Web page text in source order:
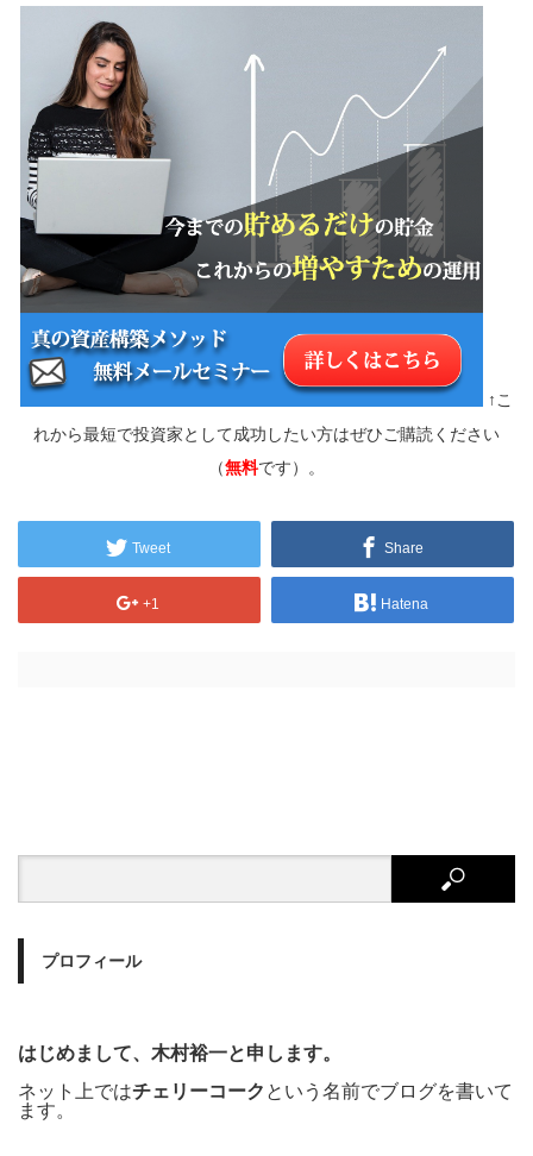
↑こ
れから最短で投資家として成功したい方はぜひご購読ください
（無料です）。
Tweet Share
+1 Hatena
プロフィール
はじめまして、木村裕一と申します。
ネット上ではチェリーコーク という名前でブログを書いて
ます。